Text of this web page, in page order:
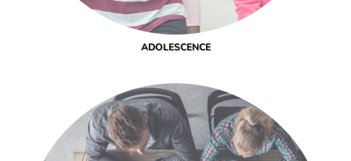
ADOLESCENCE